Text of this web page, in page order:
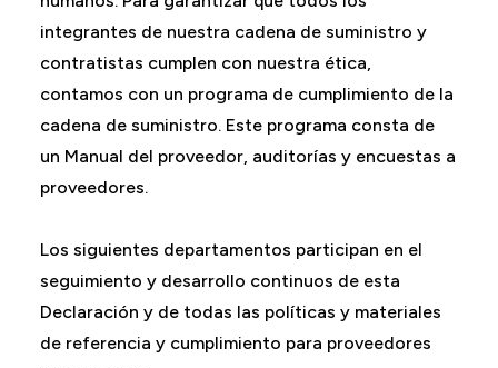
integrantes de nuestra cadena de suministro y
contratistas cumplen con nuestra ética,
contamos con un programa de cumplimiento de la
cadena de suministro. Este programa consta de
un Manual del proveedor, auditorías y encuestas a
proveedores.
Los siguientes departamentos participan en el
seguimiento y desarrollo continuos de esta
Declaración y de todas las políticas y materiales
de referencia y cumplimiento para proveedores